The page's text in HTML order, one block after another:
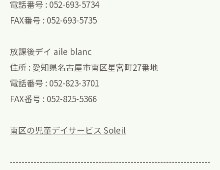
電話番号 : 052-693-5734
FAX番号 : 052-693-5735
放課後デイ aile blanc
住所 : 愛知県名古屋市南区星宮町27番地
電話番号 : 052-823-3701
FAX番号 : 052-825-5366
南区の児童デイサービス Soleil
--------------------------------------------------------------------